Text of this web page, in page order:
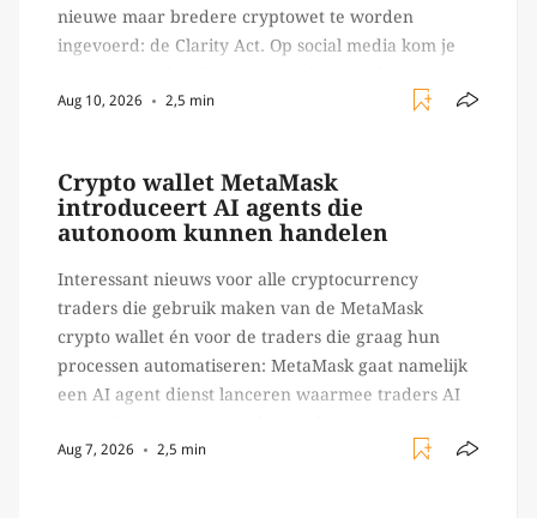
nieuwe maar bredere cryptowet te worden
ingevoerd: de Clarity Act. Op social media kom je
de invloed die de wet zal […]
Aug 10, 2026 2,5 min
Crypto wallet MetaMask
introduceert AI agents die
autonoom kunnen handelen
Interessant nieuws voor alle cryptocurrency
traders die gebruik maken van de MetaMask
crypto wallet én voor de traders die graag hun
processen automatiseren: MetaMask gaat namelijk
een AI agent dienst lanceren waarmee traders AI
verrichten, zoals het daadwerkelijk uitvoeren van
Aug 7, 2026 2,5 min